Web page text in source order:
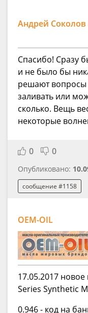
Андрей Соколов
Спасибо! Сразу
и не было бы
решают вопросы
заливать или
сколько. Вещь
некоторые
0 0
Опубликовано:
сообщение #1158
OEM-OIL
17.05.2017
Series Synthetic
0.946 - код на